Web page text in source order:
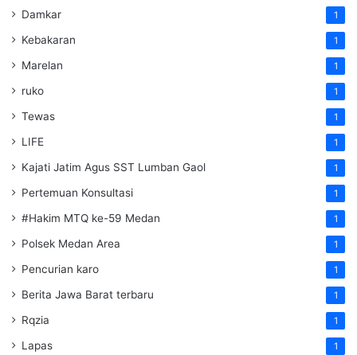
Damkar 1
Kebakaran 1
Marelan 1
ruko 1
Tewas 1
LIFE 1
Kajati Jatim Agus SST Lumban Gaol 1
Pertemuan Konsultasi 1
#Hakim MTQ ke-59 Medan 1
Polsek Medan Area 1
Pencurian karo 1
Berita Jawa Barat terbaru 1
Rqzia 1
Lapas 1